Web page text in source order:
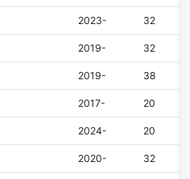
2023- 32
2019- 32
2019- 38
2017- 20
2024- 20
2020- 32